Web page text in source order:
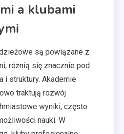
a klubami
są powiązane z
różnią się znacznie pod
i struktury. Akademie
traktują rozwój
wyniki, często
nauki. W